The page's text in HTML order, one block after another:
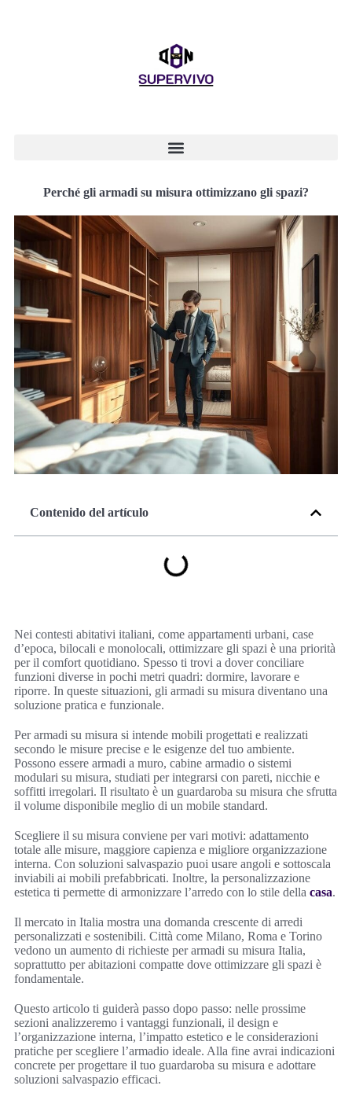
Perché gli armadi su misura ottimizzano gli spazi?
Contenido del artículo
Nei contesti abitativi italiani, come appartamenti urbani, case
d’epoca, bilocali e monolocali, ottimizzare gli spazi è una priorità
per il comfort quotidiano. Spesso ti trovi a dover conciliare
funzioni diverse in pochi metri quadri: dormire, lavorare e
riporre. In queste situazioni, gli armadi su misura diventano una
soluzione pratica e funzionale.
Per armadi su misura si intende mobili progettati e realizzati
secondo le misure precise e le esigenze del tuo ambiente.
Possono essere armadi a muro, cabine armadio o sistemi
modulari su misura, studiati per integrarsi con pareti, nicchie e
soffitti irregolari. Il risultato è un guardaroba su misura che sfrutta
il volume disponibile meglio di un mobile standard.
Scegliere il su misura conviene per vari motivi: adattamento
totale alle misure, maggiore capienza e migliore organizzazione
interna. Con soluzioni salvaspazio puoi usare angoli e sottoscala
inviabili ai mobili prefabbricati. Inoltre, la personalizzazione
estetica ti permette di armonizzare l’arredo con lo stile della casa.
Il mercato in Italia mostra una domanda crescente di arredi
personalizzati e sostenibili. Città come Milano, Roma e Torino
vedono un aumento di richieste per armadi su misura Italia,
soprattutto per abitazioni compatte dove ottimizzare gli spazi è
fondamentale.
Questo articolo ti guiderà passo dopo passo: nelle prossime
sezioni analizzeremo i vantaggi funzionali, il design e
l’organizzazione interna, l’impatto estetico e le considerazioni
pratiche per scegliere l’armadio ideale. Alla fine avrai indicazioni
concrete per progettare il tuo guardaroba su misura e adottare
soluzioni salvaspazio efficaci.